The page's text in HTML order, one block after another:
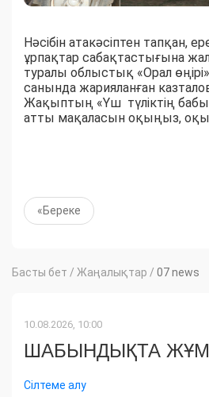
Нәсібін атакәсіптен тапқан,
ұрпақтар сабақтастығына
туралы облыстық «Орал
санында жарияланған
Жақыптың «Үш түліктің
атты мақаласын оқыңыз,
«Береке
Басты бет / Жаңалықтар / 07 news
10.08.2026, 10:00
ШАБЫНДЫҚТА
Сілтеме алу